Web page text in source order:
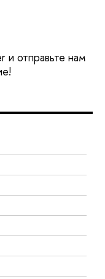
отправьте нам